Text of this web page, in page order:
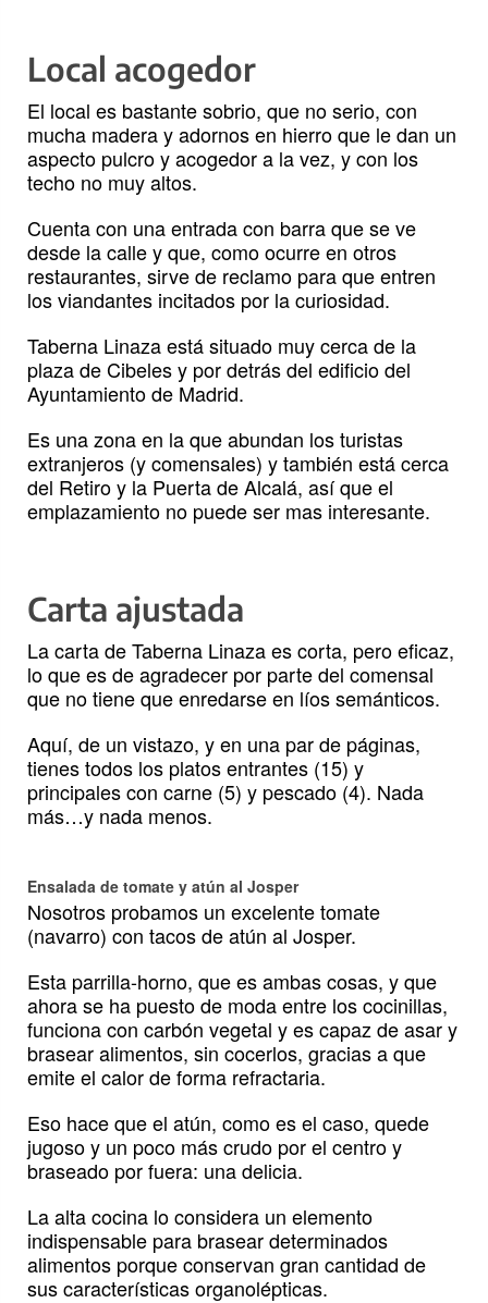
Local acogedor
El local es bastante sobrio, que no serio, con
mucha madera y adornos en hierro que le dan un
aspecto pulcro y acogedor a la vez, y con los
techo no muy altos.
Cuenta con una entrada con barra que se ve
desde la calle y que, como ocurre en otros
restaurantes, sirve de reclamo para que entren
los viandantes incitados por la curiosidad.
Taberna Linaza está situado muy cerca de la
plaza de Cibeles y por detrás del edificio del
Ayuntamiento de Madrid.
Es una zona en la que abundan los turistas
extranjeros (y comensales) y también está cerca
del Retiro y la Puerta de Alcalá, así que el
emplazamiento no puede ser mas interesante.
Carta ajustada
La carta de Taberna Linaza es corta, pero eficaz,
lo que es de agradecer por parte del comensal
que no tiene que enredarse en líos semánticos.
Aquí, de un vistazo, y en una par de páginas,
tienes todos los platos entrantes (15) y
principales con carne (5) y pescado (4). Nada
más…y nada menos.
Ensalada de tomate y atún al Josper
Nosotros probamos un excelente tomate
(navarro) con tacos de atún al Josper.
Esta parrilla-horno, que es ambas cosas, y que
ahora se ha puesto de moda entre los cocinillas,
funciona con carbón vegetal y es capaz de asar y
brasear alimentos, sin cocerlos, gracias a que
emite el calor de forma refractaria.
Eso hace que el atún, como es el caso, quede
jugoso y un poco más crudo por el centro y
braseado por fuera: una delicia.
La alta cocina lo considera un elemento
indispensable para brasear determinados
alimentos porque conservan gran cantidad de
sus características organolépticas.